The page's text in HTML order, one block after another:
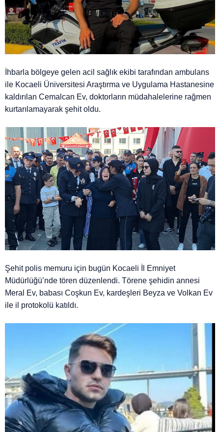
İhbarla bölgeye gelen acil sağlık ekibi tarafından ambulans
ile Kocaeli Üniversitesi Araştırma ve Uygulama Hastanesine
kaldırılan Cemalcan Ev, doktorların müdahalelerine rağmen
kurtarılamayarak şehit oldu.
Şehit polis memuru için bugün Kocaeli İl Emniyet
Müdürlüğü’nde tören düzenlendi. Törene şehidin annesi
Meral Ev, babası Coşkun Ev, kardeşleri Beyza ve Volkan Ev
ile il protokolü katıldı.